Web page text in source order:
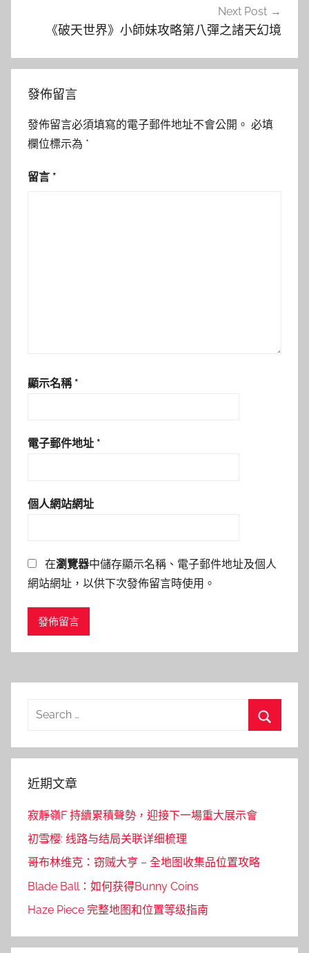
Next Post
《破天世界》小師妹攻略第八彈之諸天幻境
發佈留言
發佈留言必須填寫的電子郵件地址不會公開。 必填
欄位標示為 *
留言 *
顯示名稱 *
電子郵件地址 *
個人網站網址
在瀏覽器中儲存顯示名稱、電子郵件地址及個人
網站網址，以供下次發佈留言時使用。
Search
近期文章
寂靜嶺F 持續累積聲勢，迎接下一場重大展示會
初雪樱: 线路与结局关联详细梳理
哥布林维克：窃贼大亨 – 全地图收集品位置攻略
Blade Ball：如何获得Bunny Coins
Haze Piece 完整地图和位置等级指南